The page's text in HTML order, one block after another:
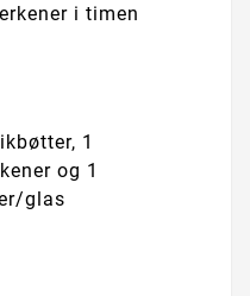
i timen
1
og 1
glas